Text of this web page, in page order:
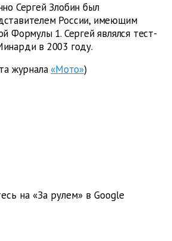
Сергей Злобин был
России, имеющим
Формулы 1. Сергей являлся тест-
в 2003 году.
журнала «Мото»)
на «За рулем» в Google